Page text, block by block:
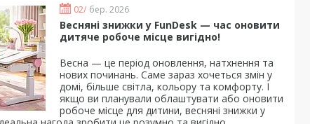
02/ бер. 2026
Весняні знижки у FunDesk — час оновити
дитяче робоче місце вигідно!
Весна — це період оновлення, натхнення та
нових починань. Саме зараз хочеться змін у
домі, більше світла, кольору та комфорту. І
якщо ви планували облаштувати або оновити
робоче місце для дитини, весняні знижки у